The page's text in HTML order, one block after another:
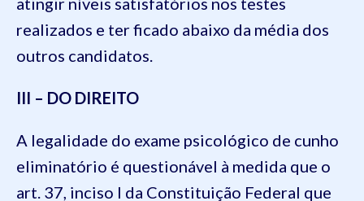
realizados e ter ficado abaixo da média dos
outros candidatos.
III – DO DIREITO
A legalidade do exame psicológico de cunho
eliminatório é questionável à medida que o
art. 37, inciso I da Constituição Federal que